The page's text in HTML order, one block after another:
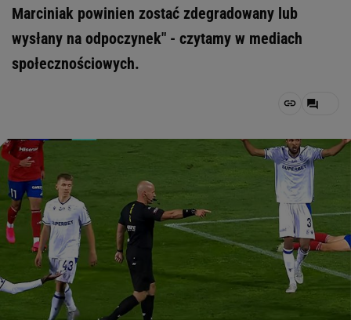
Marciniak powinien zostać zdegradowany lub
wysłany na odpoczynek" - czytamy w mediach
społecznościowych.